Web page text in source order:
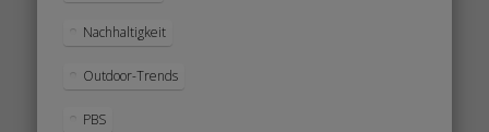
Nachhaltigkeit
Outdoor-Trends
PBS